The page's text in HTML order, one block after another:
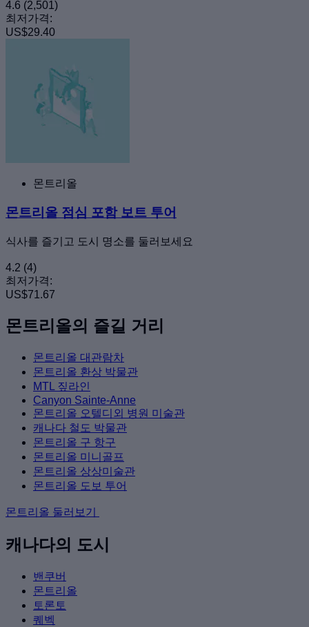
4.6 (2,501)
최저가격:
US$29.40
몬트리올
몬트리올 점심 포함 보트 투어
식사를 즐기고 도시 명소를 둘러보세요
4.2 (4)
최저가격:
US$71.67
몬트리올의 즐길 거리
몬트리올 대관람차
몬트리올 환상 박물관
MTL 짚라인
Canyon Sainte-Anne
몬트리올 오텔디외 병원 미술관
캐나다 철도 박물관
몬트리올 구 항구
몬트리올 미니골프
몬트리올 상상미술관
몬트리올 도보 투어
몬트리올 둘러보기
캐나다의 도시
밴쿠버
몬트리올
토론토
퀘벡